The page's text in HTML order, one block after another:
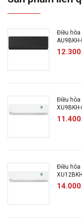
Lưu lượng gió
Độ ồn dàn
Mức tiêu thụ điện
Công suất tiêu
Nhãn năng
CSPF: 6.42
Cường độ
Công nghệ làm lạnh
Tiện ích
Điều hòa
AU9BKH-
Điều hòa
XU9BKH-
Điều hòa